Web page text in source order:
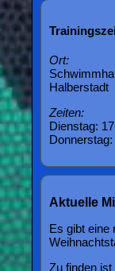
Ort:
Halberstadt
Zeiten:
Dienstag:
Aktuelle
Es gibt eine
Zu finden